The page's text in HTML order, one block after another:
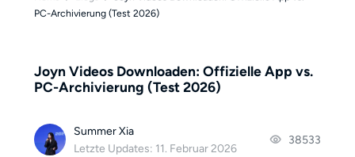
PC-Archivierung (Test 2026)
Joyn Videos Downloaden: Offizielle App vs.
PC-Archivierung (Test 2026)
Summer Xia
Letzte Updates: 11. Februar 2026
38533